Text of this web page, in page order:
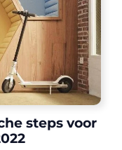
steps voor